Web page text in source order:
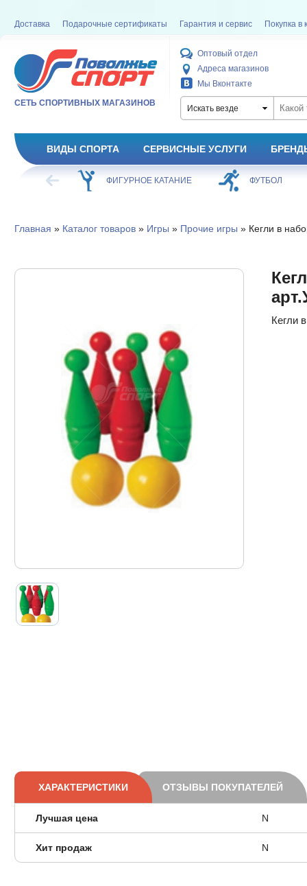
Доставка Подарочные сертификаты Гарантия и сервис Покупка в
СЕТЬ СПОРТИВНЫХ МАГАЗИНОВ
Оптовый отдел
Адреса магазинов
Мы Вконтакте
Искать везде
ВИДЫ СПОРТА СЕРВИСНЫЕ УСЛУГИ
ХОККЕЙ ФИГУРНОЕ КАТАНИЕ ФУТБОЛ
Главная » Каталог товаров» Игры » Прочие игры » Кегли в
Кегли
ХАРАКТЕРИСТИКИ ОТЗЫВЫ ПОКУПАТЕЛЕЙ
Лучшая цена N
Хит продаж N